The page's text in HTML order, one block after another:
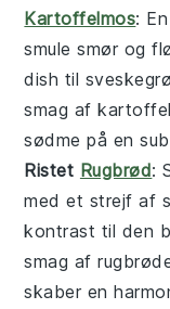
Kartoffelmos:
smulesmør og
dish til
smag af
sødme på en
Ristet Rugbrød:
med et strejf af
kontrast til den
smag af
skaber en